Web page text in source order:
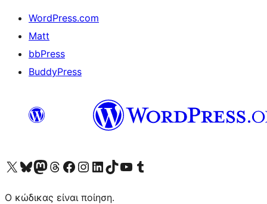
WordPress.com
Matt
bbPress
BuddyPress
Visit our X (formerly Twitter) account
Visit our Bluesky account
Επισκεφθείτε τον λογαριασμό μας στο Mastodon
Visit our Threads account
Επισκεφτείτε τη σελίδα μας στο Facebook
Επισκεφθείτε τον λογαριασμό μας Instagram
Επισκεφθείτε τον λογαριασμό μας LinkedIn
Visit our TikTok account
Visit our YouTube channel
Visit our Tumblr account
Ο κώδικας είναι ποίηση.